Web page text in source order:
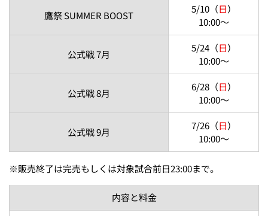
鷹祭 SUMMER BOOST
5/10（日）
10:00～
公式戦 7月
5/24（日）
10:00～
公式戦 8月
6/28（日）
10:00～
公式戦 9月
7/26（日）
10:00～
※販売終了は完売もしくは対象試合前日23:00まで。
内容と料金